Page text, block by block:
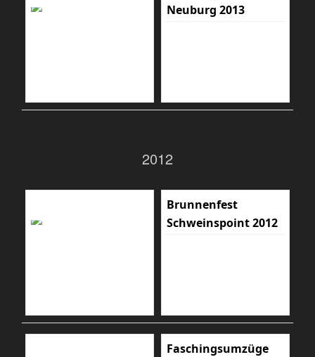
Neuburg 2013
2012
Brunnenfest
Schweinspoint 2012
Faschingsumzüge